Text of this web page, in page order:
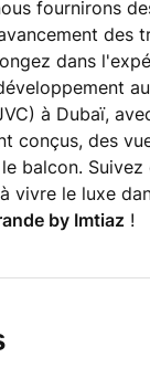
fournirons
des
dans
à Dubaï,
conçus, des
balcon.
vivre le luxe
by Imtiaz !